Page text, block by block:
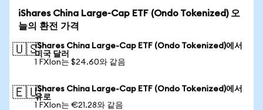
iShares China Large-Cap ETF (Ondo Tokenized) 오
늘의 환전 가격
🇺🇸iShares China Large-Cap ETF (Ondo Tokenized)에서
미국 달러
1 FXIon는 $24.60와 같음
🇪🇺iShares China Large-Cap ETF (Ondo Tokenized)에서
유로
1 FXIon는 €21.28와 같음